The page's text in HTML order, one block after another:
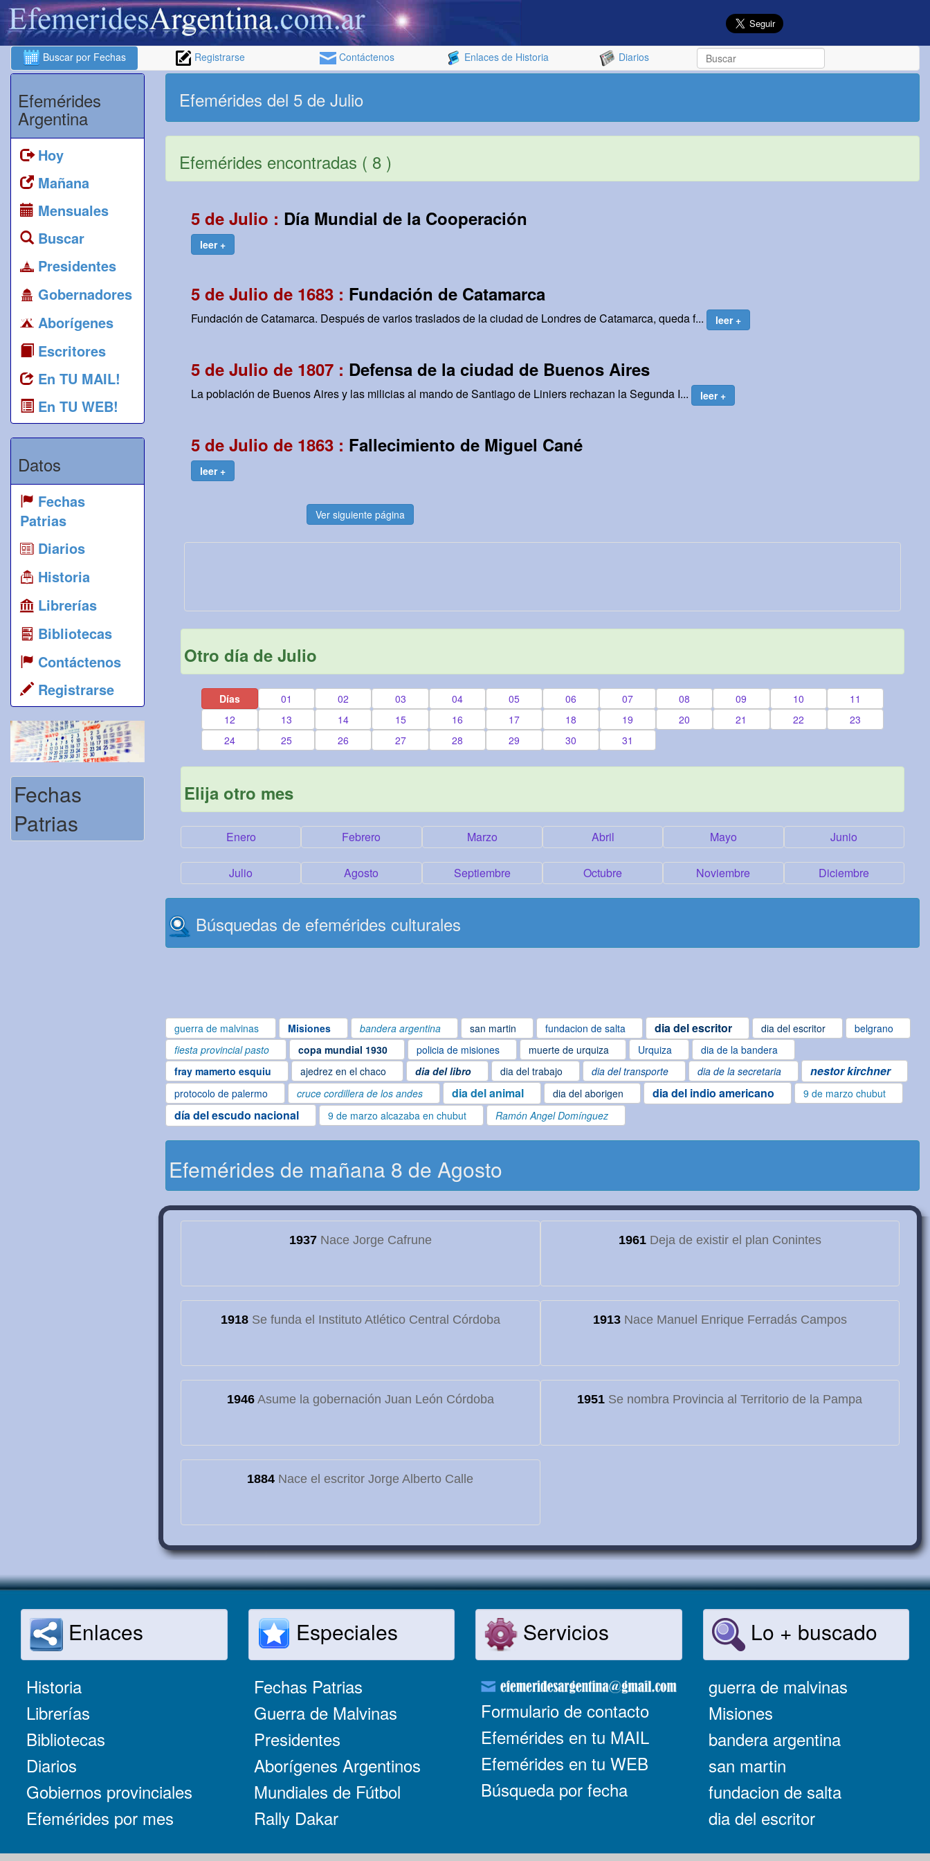
Buscar por Fechas Registrarse Contáctenos Enlaces de Historia Diarios
Efemérides
Argentina
Hoy
Mañana
Mensuales
Buscar
Presidentes
Gobernadores
Aborígenes
Escritores
En TU MAIL!
En TU WEB!
Datos
Fechas
Patrias
Diarios
Historia
Librerías
Bibliotecas
Contáctenos
Registrarse
Fechas
Patrias
Efemérides del 5 de Julio
Efemérides encontradas ( 8 )
5 de Julio : Día Mundial de la Cooperación
leer +
5 de Julio de 1683 : Fundación de Catamarca
Fundación de Catamarca. Después de varios traslados de la ciudad de Londres de Catamarca, queda f... leer +
5 de Julio de 1807 : Defensa de la ciudad de Buenos Aires
La población de Buenos Aires y las milicias al mando de Santiago de Liniers rechazan la Segunda I... leer +
5 de Julio de 1863 : Fallecimiento de Miguel Cané
leer +
Ver siguiente página
Otro día de Julio
Días 01 02 03 04 05 06 07 08 09 10
11
12
13 14 15 16 17 18 19 20 21 22
23
24
25 26 27 28 29 30 31
Elija otro mes
Enero Febrero Marzo Abril Mayo Junio
Julio Agosto Septiembre Octubre Noviembre Diciembre
Búsquedas de efemérides culturales
guerra de malvinas Misiones bandera argentina san martin fundacion de salta dia del escritor dia del escritor
belgrano
fiesta provincial pasto
copa mundial 1930 policia de misiones muerte de urquiza Urquiza
dia de la bandera
fray mamerto esquiu
ajedrez en el chaco dia del libro dia del trabajo dia del transporte dia de la secretaria nestor kirchner
protocolo de palermo cruce cordillera de los andes dia del animal dia del aborigen dia del indio americano 9 de marzo chubut
día del escudo nacional 9 de marzo alcazaba en chubut Ramón Angel Domínguez
Efemérides de mañana 8 de Agosto
1937Nace Jorge Cafrune 1961Deja de existir el plan Conintes
1918Se funda el Instituto Atlético Central Córdoba 1913Nace Manuel Enrique Ferradás Campos
1946Asume la gobernación Juan León Córdoba 1951 Se nombra Provincia al Territorio de la Pampa
1884 Nace el escritor Jorge Alberto Calle
Enlaces
Historia
Librerías
Bibliotecas
Diarios
Gobiernos provinciales
Efemérides por mes
Especiales
Fechas Patrias
Guerra de Malvinas
Presidentes
Aborígenes Argentinos
Mundiales de Fútbol
Rally Dakar
Servicios
Formulario de contacto
Efemérides en tu MAIL
Efemérides en tu WEB
Búsqueda por fecha
Lo + buscado
guerra de malvinas
Misiones
bandera argentina
san martin
fundacion de salta
dia del escritor